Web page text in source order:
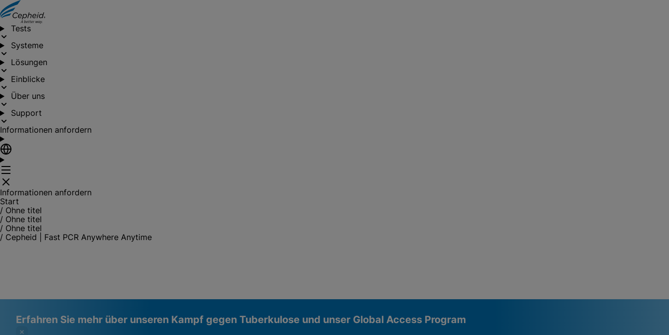
Tests
Systeme
Lösungen
Einblicke
Über uns
Support
Informationen anfordern
Informationen anfordern
Start
/ Ohne titel
/ Ohne titel
/ Ohne titel
/ Cepheid | Fast PCR Anywhere Anytime
Erfahren Sie mehr über unseren Kampf gegen Tuberkulose und unser Global Access Program